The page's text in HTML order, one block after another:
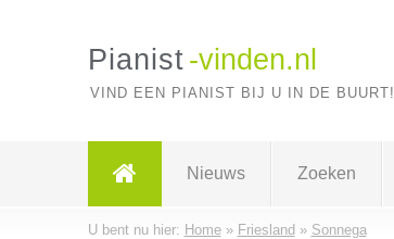
Pianist -vinden.nl
VIND EEN PIANIST BIJ U IN DE BUURT!
Nieuws Zoeken
U bent nu hier: Home» Friesland » Sonnega